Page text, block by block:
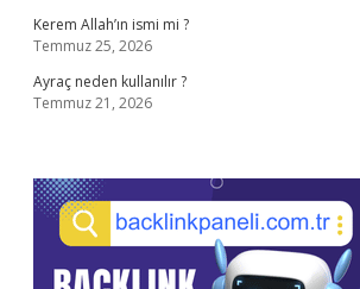
Kerem Allah’ın ismi mi ?
Temmuz 25, 2026
Ayraç neden kullanılır ?
Temmuz 21, 2026